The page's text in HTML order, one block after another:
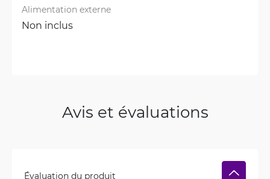
Alimentation externe
Non inclus
Avis et évaluations
Évaluation du produit